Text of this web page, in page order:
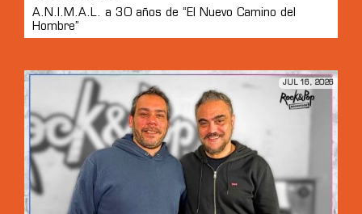
A.N.I.M.A.L. a 30 años de “El Nuevo Camino del
Hombre”
JUL 16, 2026